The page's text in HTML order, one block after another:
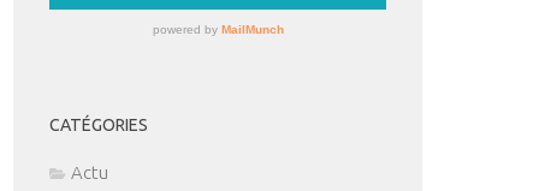
CATÉGORIES
Actu